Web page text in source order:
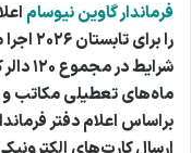
فرماندار گاوین نیوسام
را
ماه‌های تعطیلی مکاتب و
براساس اعلام دفتر